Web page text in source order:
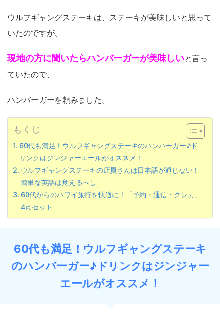
ウルフギャングステーキは、ステーキが美味しいと思って
いたのですが、
現地の方に聞いたらハンバーガーが美味しいと言っ
ていたので、
ハンバーガーを頼みました。
もくじ
60代も満足！ウルフギャングステーキのハンバーガー♪ド
リンクはジンジャーエールがオススメ！
ウルフギャングステーキの店員さんは日本語が通じない！
簡単な英語は覚えるべし
60代からのハワイ旅行を快適に！「予約・通信・クレカ」
4点セット
60代も満足！ウルフギャングステーキ
のハンバーガー♪ドリンクはジンジャー
エールがオススメ！